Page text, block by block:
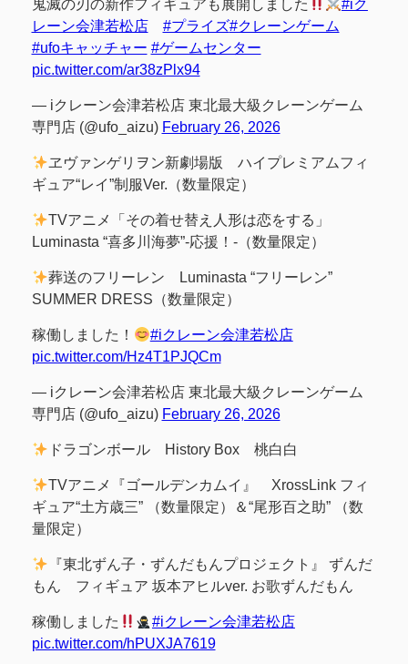
鬼滅の刃の新作フィギュアも展開しました
#iク
レーン会津若松店
#プライズ#クレーンゲーム
#ufoキャッチャー #ゲームセンター
pic.twitter.com/ar38zPlx94
— iクレーン会津若松店 東北最大級クレーンゲーム
専門店 (@ufo_aizu) February 26, 2026
ヱヴァンゲリヲン新劇場版 ハイプレミアムフィ
ギュア“レイ”制服Ver.（数量限定）
TVアニメ「その着せ替え人形は恋をする」
Luminasta “喜多川海夢”-応援！-（数量限定）
葬送のフリーレン Luminasta “フリーレン”
SUMMER DRESS（数量限定）
稼働しました！
#iクレーン会津若松店
pic.twitter.com/Hz4T1PJQCm
— iクレーン会津若松店 東北最大級クレーンゲーム
専門店 (@ufo_aizu) February 26, 2026
ドラゴンボール History Box 桃白白
TVアニメ『ゴールデンカムイ』 XrossLink フィ
ギュア“土方歳三” （数量限定）＆“尾形百之助” （数
量限定）
『東北ずん子・ずんだもんプロジェクト』 ずんだ
もん フィギュア 坂本アヒルver. お歌ずんだもん
稼働しました
#iクレーン会津若松店
pic.twitter.com/hPUXJA7619